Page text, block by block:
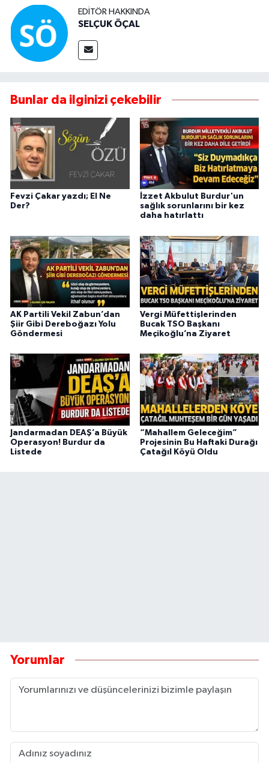
EDITÖR HAKKINDA
SELÇUK ÖÇAL
Bunlar da ilginizi çekebilir
Fevzi Çakar yazdı; El Ne
Der?
İzzet Akbulut Burdur'un
sağlık sorunlarını bir kez
daha hatırlattı
AK Partili Vekil Zabun’dan
Şiir Gibi Dereboğazı Yolu
Göndermesi
Vergi Müfettişlerinden
Bucak TSO Başkanı
Meçikoğlu’na Ziyaret
Jandarmadan DEAŞ’a Büyük
Operasyon! Burdur da
Listede
“Mahallem Geleceğim”
Projesinin Bu Haftaki Durağı
Çatağıl Köyü Oldu
Yorumlar